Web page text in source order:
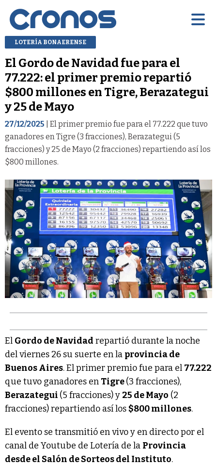
LOTERÍA BONAERENSE
El Gordo de Navidad fue para el
77.222: el primer premio repartió
$800 millones en Tigre, Berazategui
y 25 de Mayo
27/12/2025 | El primer premio fue para el 77.222 que tuvo
ganadores en Tigre (3 fracciones), Berazategui (5
fracciones) y 25 de Mayo (2 fracciones) repartiendo así los
$800 millones.
El Gordo de Navidad repartió durante la noche
del viernes 26 su suerte en la provincia de
Buenos Aires. El primer premio fue para el 77.222
que tuvo ganadores en Tigre(3 fracciones),
Berazategui (5 fracciones) y 25 de Mayo (2
fracciones) repartiendo así los $800 millones.
El evento se transmitió en vivo y en directo por el
canal de Youtube de Lotería de la Provincia
desde el Salón de Sorteos del Instituto.